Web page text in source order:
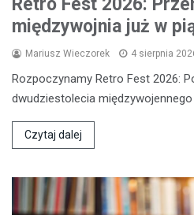
międzywojnia już w
Mariusz Wieczorek 4 sierpnia
Rozpoczynamy Retro Fest 2026:
dwudziestolecia międzywojennego
Czytaj dalej